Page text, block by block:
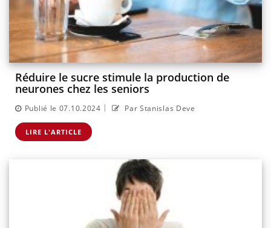
Réduire le sucre stimule la production de
neurones chez les seniors
Publié le 07.10.2024 | Par Stanislas Deve
LIRE L'ARTICLE